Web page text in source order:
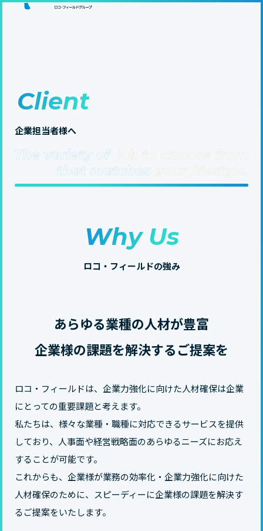
Client
企業担当者様へ
Why Us
ロコ・フィールドの強み
あらゆる業種の人材が豊富
企業様の課題を解決するご提案を
ロコ・フィールドは、企業力強化に向けた人材確保は企業
にとっての重要課題と考えます。
私たちは、様々な業種・職種に対応できるサービスを提供
しており、人事面や経営戦略面のあらゆるニーズにお応え
することが可能です。
これからも、企業様が業務の効率化・企業力強化に向けた
人材確保のために、スピーディーに企業様の課題を解決す
るご提案をいたします。